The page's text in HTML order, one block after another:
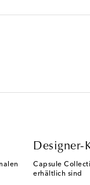
Designer-
Capsule
erhältlich sind